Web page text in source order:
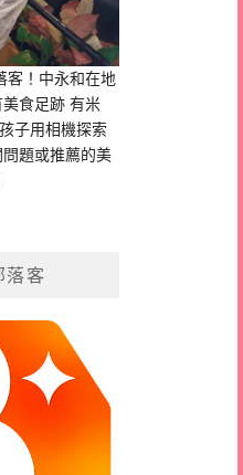
客！中永和在地
食足跡 有米
子用相機探索
題或推薦的美
落客